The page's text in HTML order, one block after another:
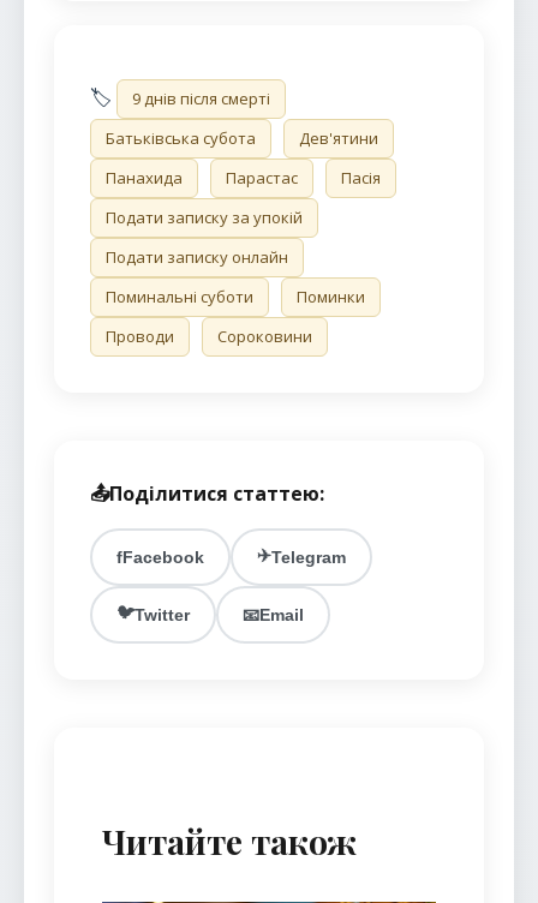
🏷️
9 днів після смерті
Батьківська субота
Дев'ятини
Панахида
Парастас
Пасія
Подати записку за упокій
Подати записку онлайн
Поминальні суботи
Поминки
Проводи
Сороковини
📤Поділитися статтею:
fFacebook ✈️Telegram
🐦Twitter 📧Email
Читайте також